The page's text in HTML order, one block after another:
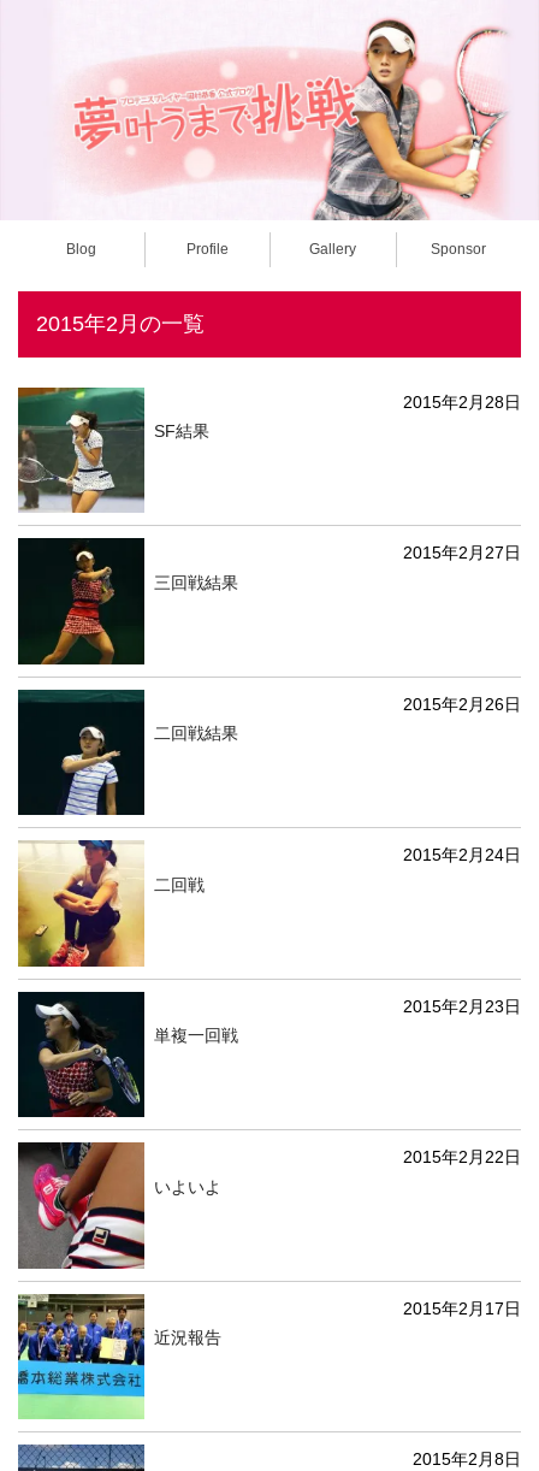
Blog Profile Gallery Sponsor
2015年2月の一覧
2015年2月28日
SF結果
2015年2月27日
三回戦結果
2015年2月26日
二回戦結果
2015年2月24日
二回戦
2015年2月23日
単複一回戦
2015年2月22日
いよいよ
2015年2月17日
近況報告
2015年2月8日